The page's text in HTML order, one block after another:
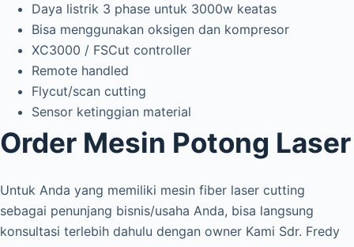
Daya listrik 3 phase untuk 3000w keatas
Bisa menggunakan oksigen dan kompresor
XC3000 / FSCut controller
Remote handled
Flycut/scan cutting
Sensor ketinggian material
Order Mesin Potong Laser
Untuk Anda yang memiliki mesin fiber laser cutting
sebagai penunjang bisnis/usaha Anda, bisa langsung
konsultasi terlebih dahulu dengan owner Kami Sdr. Fredy